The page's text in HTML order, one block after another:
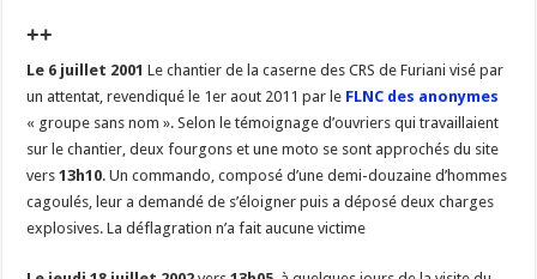
++
Le 6 juillet 2001 Le chantier de la caserne des CRS de Furiani visé par
un attentat, revendiqué le 1er aout 2011 par le FLNC des anonymes
« groupe sans nom ». Selon le témoignage d’ouvriers qui travaillaient
sur le chantier, deux fourgons et une moto se sont approchés du site
vers13h10. Un commando, composé d’une demi-douzaine d’hommes
cagoulés, leur a demandé de s’éloigner puis a déposé deux charges
explosives. La déflagration n’a fait aucune victime